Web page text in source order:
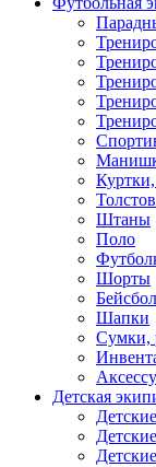
Штаны
Поло
Шорты
Шапки
Сумки,
Детская